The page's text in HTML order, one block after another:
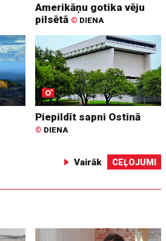
Amerikāņu gotika vēju
pilsētā © DIENA
Piepildīt sapni Ostinā
© DIENA
Vairāk CEĻOJUMI